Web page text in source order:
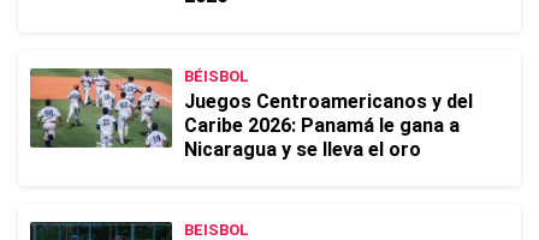
BÉISBOL
Juegos Centroamericanos y del
Caribe 2026: Panamá le gana a
Nicaragua y se lleva el oro
BEISBOL